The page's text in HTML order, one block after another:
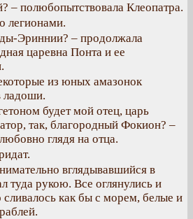
– полюбопытствовала Клеопатра.
легионами.
Эриннии? – продолжала
царевна Понта и ее
из юных амазонок
ладоши.
будет мой отец, царь
так, благородный Фокион? –
глядя на отца.
вглядывавшийся в
туда рукою. Все оглянулись и
сливалось как бы с морем, белые и